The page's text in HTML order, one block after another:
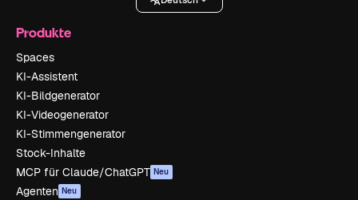
Produkte
Spaces
KI-Assistent
KI-Bildgenerator
KI-Videogenerator
KI-Stimmengenerator
Stock-Inhalte
MCP für Claude/ChatGPT Neu
Agenten Neu